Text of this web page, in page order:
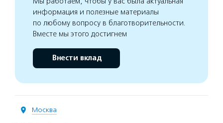
информация и полезные материалы
по любому вопросу в благотворительности.
Вместе мы этого достигнем
Внести вклад
Москва